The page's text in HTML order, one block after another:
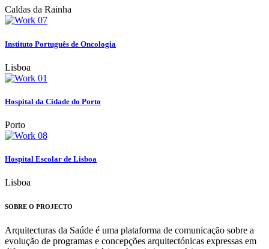
Caldas da Rainha
Instituto Português de Oncologia
Lisboa
Hospital da Cidade do Porto
Porto
Hospital Escolar de Lisboa
Lisboa
SOBRE O PROJECTO
Arquitecturas da Saúde é uma plataforma de comunicação sobre a
evolução de programas e concepções arquitectónicas expressas em